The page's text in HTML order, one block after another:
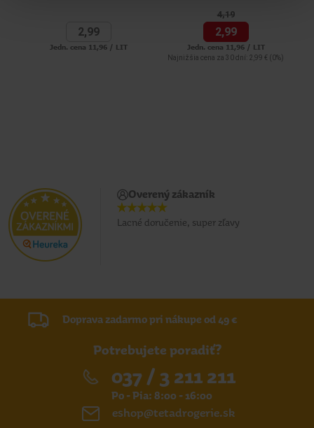
2,99
Jedn. cena 11,96 / LIT
4,19
2,99
Jedn. cena 11,96 / LIT
Najnižšia cena za 30 dní: 2,99 € (0%)
Overený zákazník
Lacné doručenie, super zľavy
Doprava zadarmo pri nákupe od 49 €
Potrebujete poradiť?
037 / 3 211 211
Po - Pia: 8:00 - 16:00
eshop@tetadrogerie.sk